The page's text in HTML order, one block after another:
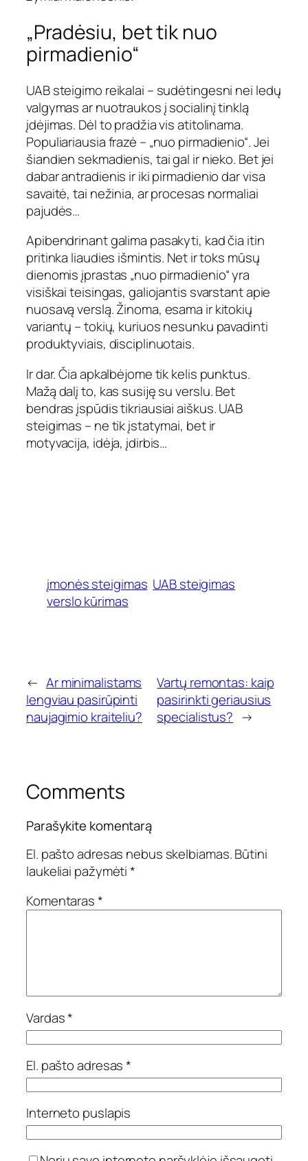
„Pradėsiu, bet tik nuo
pirmadienio“
UAB steigimo reikalai – sudėtingesni nei ledų
valgymas ar nuotraukos į socialinį tinklą
įdėjimas. Dėl to pradžia vis atitolinama.
Populiariausia frazė – „nuo pirmadienio“. Jei
šiandien sekmadienis, tai gal ir nieko. Bet jei
dabar antradienis ir iki pirmadienio dar visa
savaitė, tai nežinia, ar procesas normaliai
pajudės…
Apibendrinant galima pasakyti, kad čia itin
pritinka liaudies išmintis. Net ir toks mūsų
dienomis įprastas „nuo pirmadienio“ yra
visiškai teisingas, galiojantis svarstant apie
nuosavą verslą. Žinoma, esama ir kitokių
variantų – tokių, kuriuos nesunku pavadinti
produktyviais, disciplinuotais.
Ir dar. Čia apkalbėjome tik kelis punktus.
Mažą dalį to, kas susiję su verslu. Bet
bendras įspūdis tikriausiai aiškus. UAB
steigimas – ne tik įstatymai, bet ir
motyvacija, idėja, įdirbis…
įmonės steigimas UAB steigimas
verslo kūrimas
← Ar minimalistams
lengviau pasirūpinti
naujagimio kraiteliu?
Vartų remontas: kaip
pasirinkti geriausius
specialistus? →
Comments
Parašykite komentarą
El. pašto adresas nebus skelbiamas.Būtini
laukeliai pažymėti*
Komentaras*
Vardas*
El. pašto adresas*
Interneto puslapis